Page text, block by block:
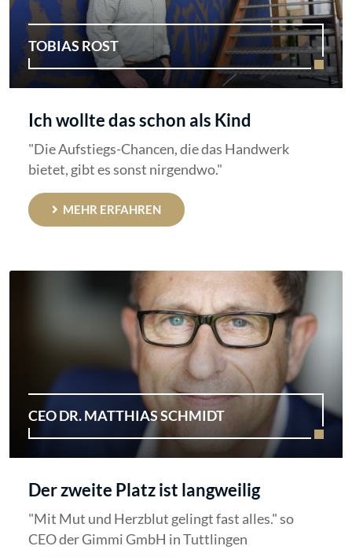
TOBIAS ROST
Ich wollte das schon als Kind
"Die Aufstiegs-Chancen, die das Handwerk
bietet, gibt es sonst nirgendwo."
MEHR ERFAHREN
CEO DR. MATTHIAS SCHMIDT
Der zweite Platz ist langweilig
"Mit Mut und Herzblut gelingt fast alles." so
CEO der Gimmi GmbH in Tuttlingen